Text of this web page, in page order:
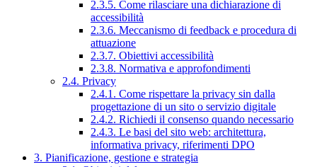
2.3.5. Come rilasciare una dichiarazione di
accessibilità
2.3.6. Meccanismo di feedback e procedura di
attuazione
2.3.7. Obiettivi accessibilità
2.3.8. Normativa e approfondimenti
2.4. Privacy
2.4.1. Come rispettare la privacy sin dalla
progettazione di un sito o servizio digitale
2.4.2. Richiedi il consenso quando necessario
2.4.3. Le basi del sito web: architettura,
informativa privacy, riferimenti DPO
3. Pianificazione, gestione e strategia